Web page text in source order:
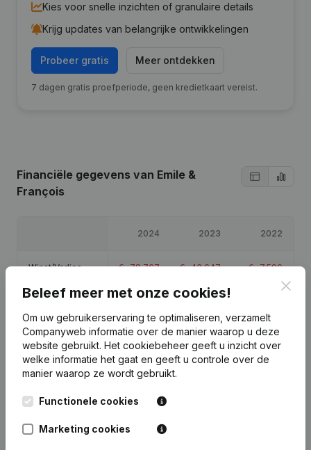
Kies voor snelle inzichten of granulaire details
Krijg updates van belangrijke ontwikkelingen
Probeer gratis Meer ontdekken
7 dagen gratis proefperiode, geen kredietkaart vereist.
Financiële gegevens van Emile &
François
2024 2023 2022
Winst/Verlies €-78.767 €-43.647 €-7.596
Brutomarge €-38.036 €-41.657 € -4.505
Beleef meer met onze cookies!
Om uw gebruikerservaring te optimaliseren, verzamelt
Companyweb informatie over de manier waarop u deze
website gebruikt. Het cookiebeheer geeft u inzicht over
welke informatie het gaat en geeft u controle over de
manier waarop ze wordt gebruikt.
Functionele cookies
Marketing cookies